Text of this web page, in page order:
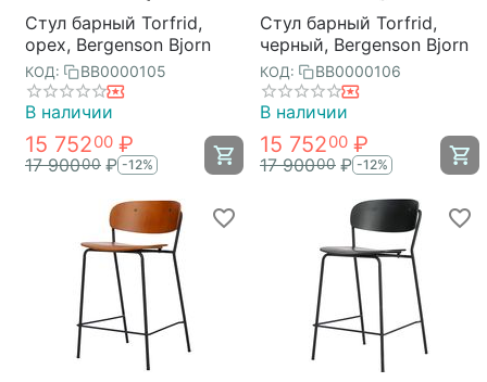
Стул барный Torfrid,
орех, Bergenson Bjorn
КОД: BB0000105
В наличии
15 75200 ₽
17 90000 ₽ -12%
Стул барный Torfrid,
черный, Bergenson Bjorn
КОД: BB0000106
В наличии
15 75200 ₽
17 90000 ₽ -12%